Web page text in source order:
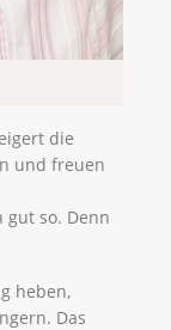
die
und freuen
gut so. Denn
heben,
Das